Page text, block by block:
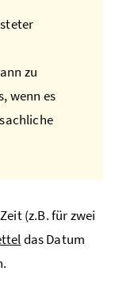
zu
wenn es
(z.B.für zwei
das Datum